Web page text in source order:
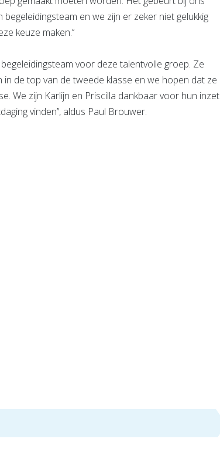
en we zijn er zeker niet gelukkig
keuze maken.’’
voor deze talentvolle groep. Ze
de top van de tweede klasse en we hopen dat ze
We zijn Karlijn en Priscilla dankbaar voor hun inzet
vinden’’, aldus Paul Brouwer.